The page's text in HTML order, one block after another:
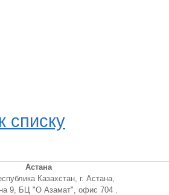
списку
Астана
Казахстан, г. Астана,
9, БЦ "О Азамат", офис 704 .